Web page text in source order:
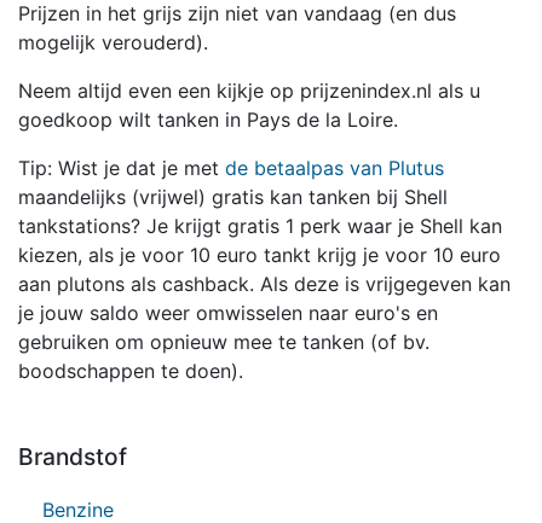
Prijzen in het grijs zijn niet van vandaag (en dus
mogelijk verouderd).
Neem altijd even een kijkje op prijzenindex.nl als u
goedkoop wilt tanken in Pays de la Loire.
Tip: Wist je dat je met de betaalpas van Plutus
maandelijks (vrijwel) gratis kan tanken bij Shell
tankstations? Je krijgt gratis 1 perk waar je Shell kan
kiezen, als je voor 10 euro tankt krijg je voor 10 euro
aan plutons als cashback. Als deze is vrijgegeven kan
je jouw saldo weer omwisselen naar euro's en
gebruiken om opnieuw mee te tanken (of bv.
boodschappen te doen).
Brandstof
Benzine